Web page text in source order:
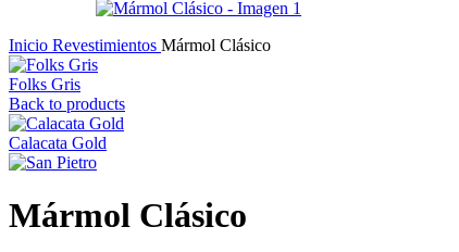
Inicio Revestimientos Mármol Clásico
Folks Gris
Back to products
Calacata Gold
Mármol Clásico